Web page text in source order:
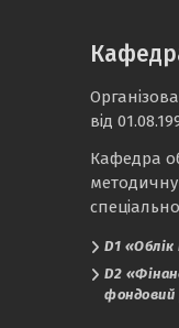
від
Кафедра
методичну
D1
D2
фондовий